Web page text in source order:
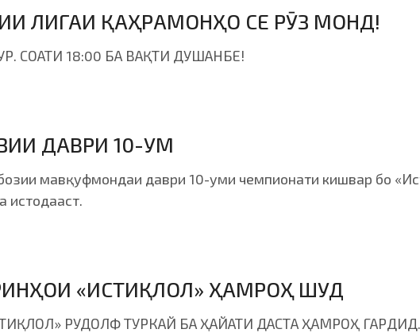
ЛИГАИ ҚАҲРАМОНҲО СЕ РӮЗ МОНД!
СОАТИ 18:00 БА ВАҚТИ ДУШАНБЕ!
ДАВРИ 10-УМ
мавқуфмондаи даври 10-уми чемпионати кишвар бо
истодааст.
«ИСТИҚЛОЛ» ҲАМРОҲ ШУД
РУДОЛФ ТУРКАЙ БА ҲАЙАТИ ДАСТА ҲАМРОҲ ГАРДИД.